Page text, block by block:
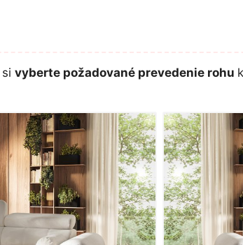
vyberte požadované prevedenie rohu